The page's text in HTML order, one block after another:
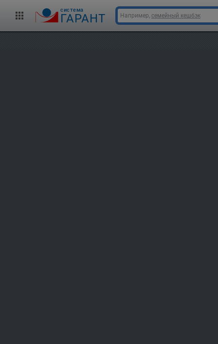
cистема
ГАРАНТ Например, семейный кешбэк